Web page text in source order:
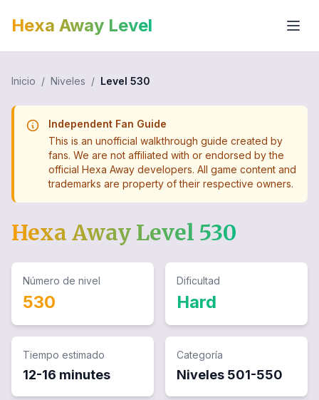
Hexa Away Level
Inicio / Niveles / Level 530
Independent Fan Guide
This is an unofficial walkthrough guide created by
fans. We are not affiliated with or endorsed by the
official Hexa Away developers. All game content and
trademarks are property of their respective owners.
Hexa Away Level 530
Número de nivel
530
Dificultad
Hard
Tiempo estimado
12-16 minutes
Categoría
Niveles 501-550